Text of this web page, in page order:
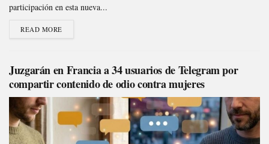
participación en esta nueva...
READ MORE
Juzgarán en Francia a 34 usuarios de Telegram por
compartir contenido de odio contra mujeres